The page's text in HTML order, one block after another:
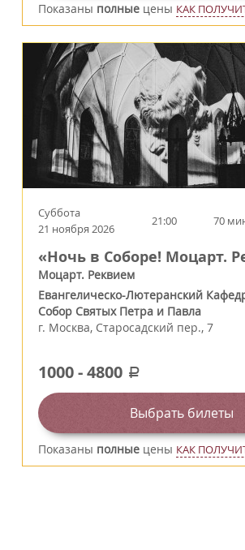
Показаны полные цены КАК
Суббота
21 ноября 2026
21:00 70
«Ночь в Соборе! Моцарт.
Моцарт. Реквием
Евангелическо-Лютеранский
Собор Святых Петра и Павла
г. Москва, Старосадский пер., 7
1000-4800 a
Выбрать билеты
Показаны полные цены КАК